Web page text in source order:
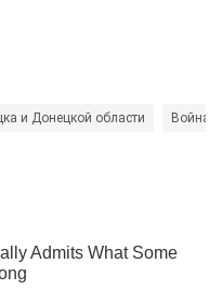
и Донецкой области Война